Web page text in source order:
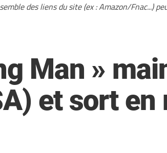
des liens du site (ex : Amazon/Fnac...)
Man »
et sort